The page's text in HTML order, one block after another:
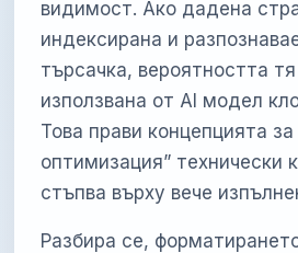
видимост. Ако дадена
индексирана и
търсачка, вероятността
използвана от AI модел
Това прави концепцията
оптимизация” технически
стъпва върху вече
Разбира се,